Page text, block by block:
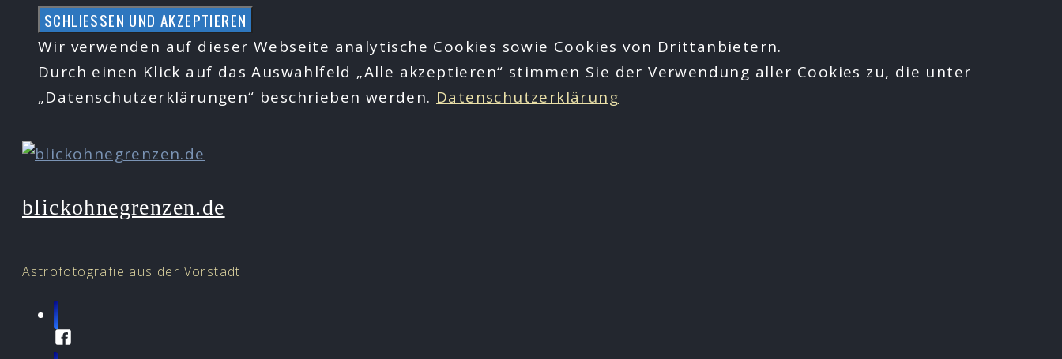
Inhalt
springen
Wir verwenden auf dieser Webseite analytische Cookies sowie Cookies von Drittanbietern.
Durch einen Klick auf das Auswahlfeld „Alle akzeptieren“ stimmen Sie der Verwendung aller Cookies zu, die unter
„Datenschutzerklärungen“ beschrieben werden. Datenschutzerklärung
blickohnegrenzen.de
Astrofotografie aus der Vorstadt